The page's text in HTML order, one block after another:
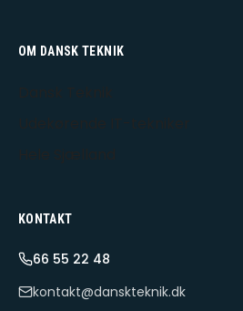
OM DANSK TEKNIK
KONTAKT
66 55 22 48
kontakt@danskteknik.dk